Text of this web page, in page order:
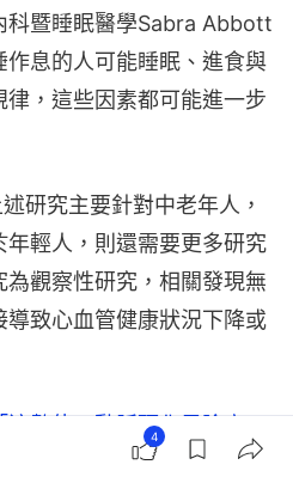
科暨睡眠醫學Sabra Abbott
息的人可能睡眠、進食與
，這些因素都可能進一步
研究主要針對中老年人，
輕人，則還需要更多研究
觀察性研究，相關發現無
致心血管健康狀況下降或
這數值」動脈硬化風險高
4